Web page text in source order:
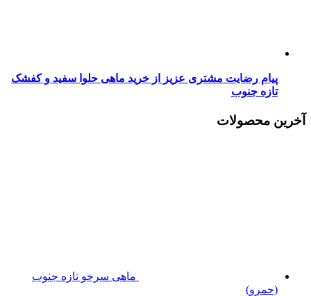
پیام رضایت مشتری عزیز از خرید ماهی حلوا سفید و کفشک
تازه جنوب
آخرین محصولات
ماهی سرخو تازه جنوب
(حمرو)